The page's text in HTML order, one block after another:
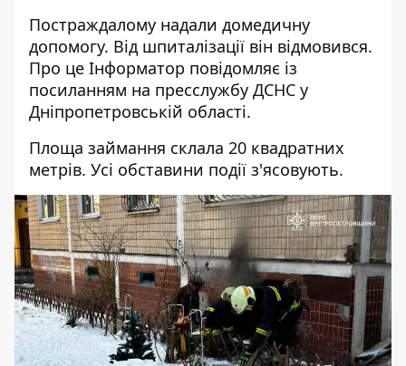
Постраждалому надали домедичну
допомогу. Від шпиталізації він відмовився.
Про це Інформатор повідомляє із
посиланням на пресслужбу ДСНС у
Дніпропетровській області.
Площа займання склала 20 квадратних
метрів. Усі обставини події з'ясовують.